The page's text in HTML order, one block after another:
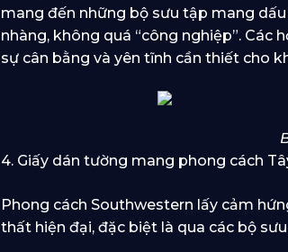
mang đến những bộ sưu tập mang
nhàng, không quá “công nghiệp”.
sự cân bằng và yên tĩnh cần thiết cho
4. Giấy dán tường mang phong cách
Phong cách Southwestern lấy cảm
thất hiện đại, đặc biệt là qua các bộ